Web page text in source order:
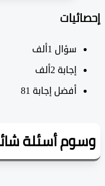
سؤال1ألف
‫إجابة 2ألف
أفضل إجابة 81
أسئلة شائعة